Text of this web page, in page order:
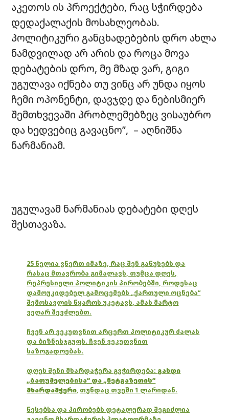
აკეთოს ის პროექტები, რაც სჭირდება
დედაქალაქის მოსახლეობას.
პოლიტიკური განცხადებების დრო ახლა
ნამდვილად არ არის და როცა მოვა
დებატების დრო, მე მზად ვარ, გიგი
უგულავა იქნება თუ ვინც არ უნდა იყოს
ჩემი ოპონენტი, დავჯდე და ნებისმიერ
შემთხვევაში პრობლემებზეც ვისაუბრო
და ხედვებიც გავაცნო”, – აღნიშნა
ნარმანიამ.
უგულავამ ნარმანიას დებატები დღეს
შესთავაზა.
25 წელია ვწერთ იმაზე, რაც შენ გაწუხებს და
რასაც მთავრობა გიმალავს, თუმცა დღეს,
რეპრესიული პოლიტიკის პირობებში, როდესაც
დამოუკიდებელ გამოცემებს „ქართული ოცნება“
შემოსავლის წყაროს უკეტავს, ამას მარტო
ვეღარ შევძლებთ.
ჩვენ არ ვეკუთვნით არცერთ პოლიტიკურ ძალას
და ბიზნესჯგუფს. ჩვენ ვეკუთვნით
საზოგადოებას.
დღეს შენი მხარდაჭერა გვჭირდება: გახდი
„ბათუმელებისა“ და „ნეტგაზეთის“
მხარდამჭერი, თუნდაც თვეში 1 ლარიდან.
წესებსა და პირობებს დეტალურად შეგიძლია